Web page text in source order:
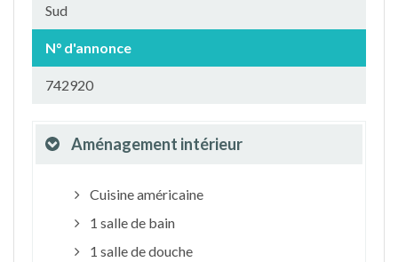
Sud
N° d'annonce
742920
Aménagement intérieur
Cuisine américaine
1 salle de bain
1 salle de douche